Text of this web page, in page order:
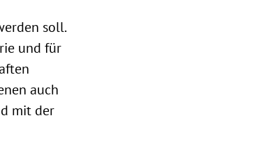
soll.
und für
auch
mit der